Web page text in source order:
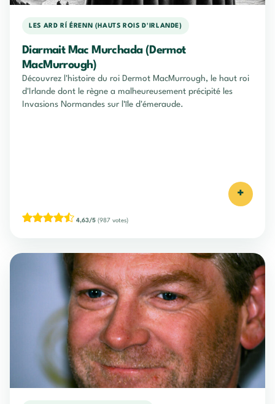
LES ARD RÍ ÉRENN (HAUTS ROIS D'IRLANDE)
Diarmait Mac Murchada (Dermot
MacMurrough)
Découvrez l'histoire du roi Dermot MacMurrough, le haut roi
d'Irlande dont le règne a malheureusement précipité les
Invasions Normandes sur l'île d'émeraude.
+
4,63/5 (987 votes)